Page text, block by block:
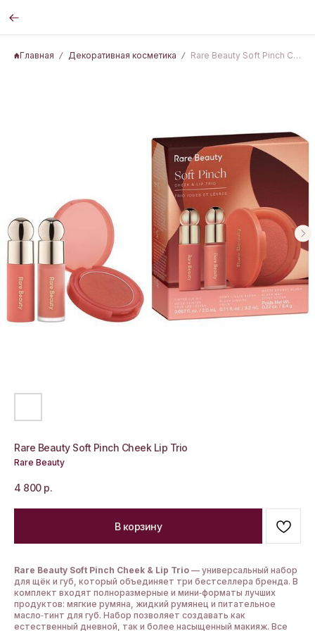
Главная Декоративная косметика Rare Beauty Soft Pinch Cheek Lip Trio
Rare Beauty Soft Pinch Cheek Lip Trio
Rare Beauty
4 800 р.
В корзину
Rare Beauty Soft Pinch Cheek & Lip Trio — универсальный набор
для щёк и губ, который объединяет три бестселлера бренда. В
комплект входят полноразмерные и мини‑форматы лучших
продуктов: мягкие румяна, жидкий румянец и питательное
масло‑тинт для губ. Набор позволяет создавать как
естественный дневной, так и более насыщенный макияж. Все